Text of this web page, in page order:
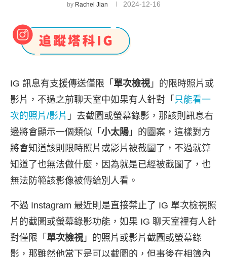
by Rachel Jian 2024-12-16
IG 訊息有支援傳送僅限「 單次檢視」的限時照片或
影片，不過之前聊天室中如果有人針對「 只能看一
次的照片/影片 」去截圖或螢幕錄影，那該則訊息右
邊將會顯示一個類似「 小太陽 」的圖案，這樣對方
將會知道該則限時照片或影片被截圖了，不過就算
知道了也無法做什麼，因為就是已經被截圖了，也
無法防範該影像被傳給別人看。
不過 Instagram 最近則是直接禁止了 IG 單次檢視照
片的截圖或螢幕錄影功能，如果 IG 聊天室裡有人針
對僅限「 單次檢視」的照片或影片截圖或螢幕錄
影，那雖然他當下是可以截圖的，但事後在相簿內